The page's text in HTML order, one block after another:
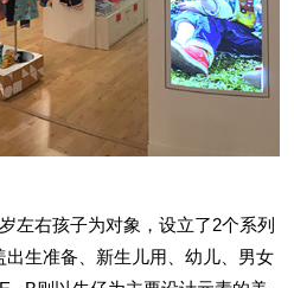
左右孩子为对象，设立了2个系列
生准备、新生儿用、幼儿、男女